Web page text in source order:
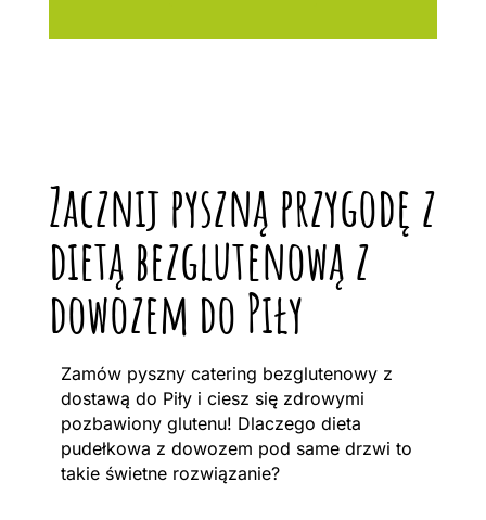
Zacznij pyszną przygodę z
dietą bezglutenową z
dowozem do Piły
Zamów pyszny catering bezglutenowy z
dostawą do Piły i ciesz się zdrowymi
pozbawiony glutenu! Dlaczego dieta
pudełkowa z dowozem pod same drzwi to
takie świetne rozwiązanie?